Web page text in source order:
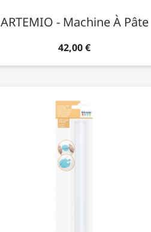
ARTEMIO - Machine À Pâte
42,00 €